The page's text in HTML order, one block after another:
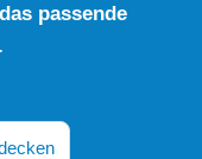
passende